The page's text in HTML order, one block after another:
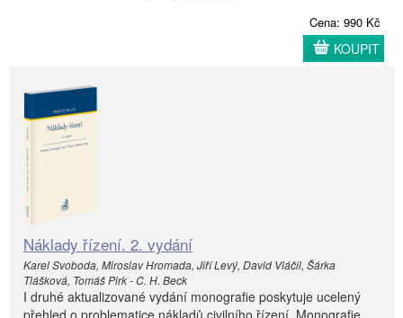
Cena: 990 Kč
KOUPIT
Náklady řízení. 2. vydání
Karel Svoboda, Miroslav Hromada, Jiří Levý, David Vláčil, Šárka
Tlášková, Tomáš Pirk - C. H. Beck
I druhé aktualizované vydání monografie poskytuje ucelený
přehled o problematice nákladů civilního řízení. Monografie